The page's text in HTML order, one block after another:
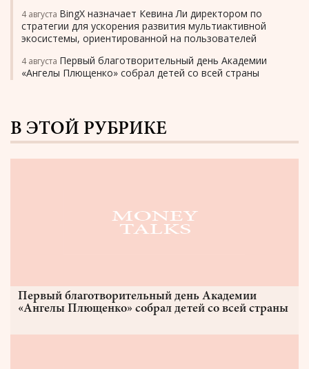
4 августа BingX назначает Кевина Ли директором по
стратегии для ускорения развития мультиактивной
экосистемы, ориентированной на пользователей
4 августа Первый благотворительный день Академии
«Ангелы Плющенко» собрал детей со всей страны
В ЭТОЙ РУБРИКЕ
Первый благотворительный день Академии
«Ангелы Плющенко» собрал детей со всей страны